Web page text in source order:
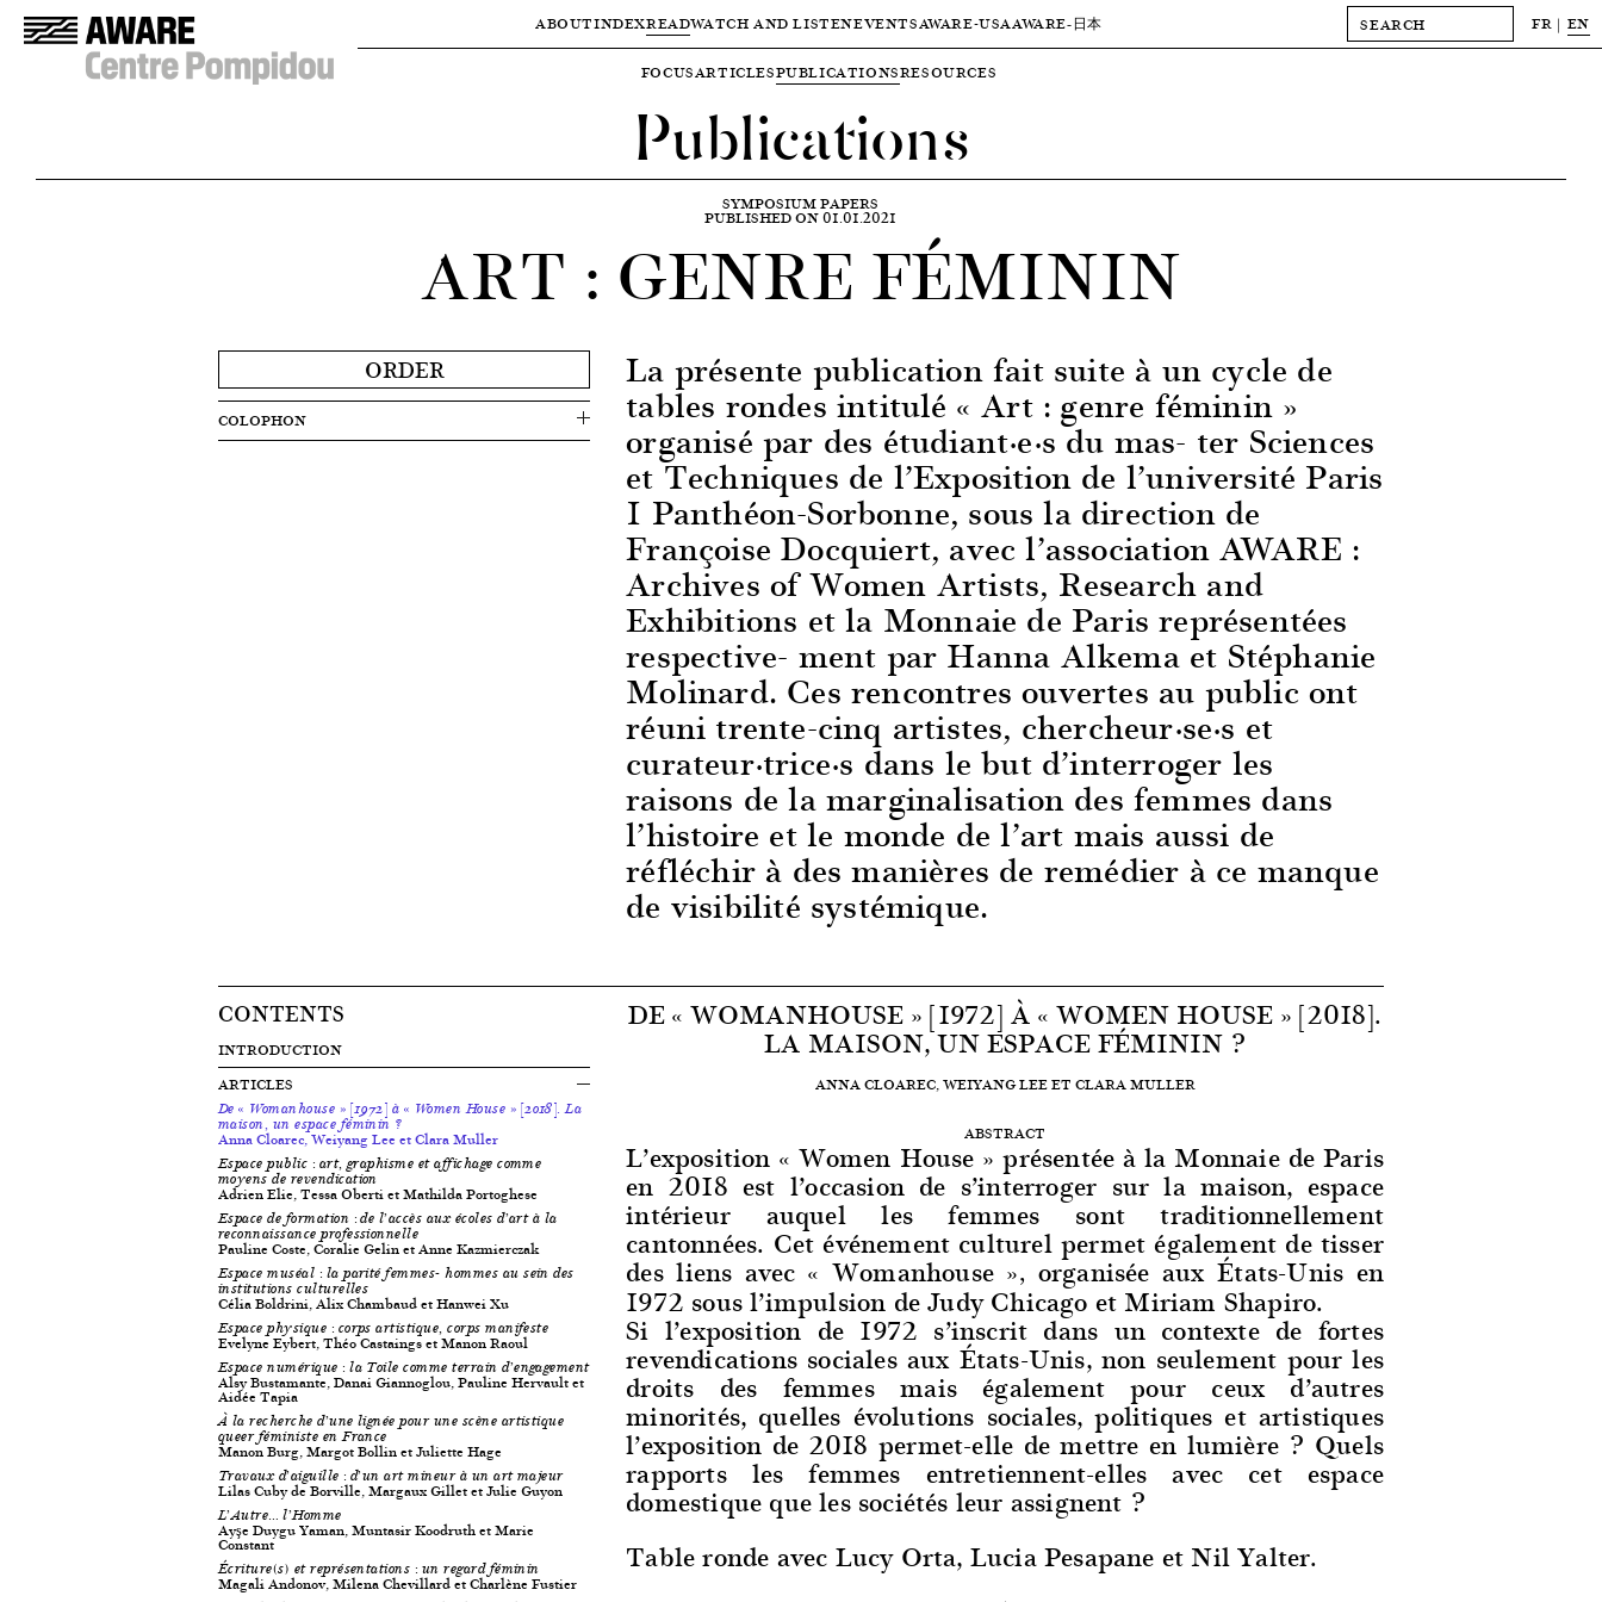
ABOUTINDEXREADWATCH AND LISTENEVENTSAWARE-USAAWARE-日本 FR EN
FOCUSARTICLESPUBLICATIONSRESOURCES
Publications
SYMPOSIUM PAPERS
PUBLISHED ON 01.01.2021
ART : GENRE FÉMININ
ORDER
COLOPHON
La présente publication fait suite à un cycle de
tables rondes intitulé « Art : genre féminin »
organisé par des étudiant·e·s du mas- ter Sciences
et Techniques de l’Exposition de l’université Paris
1 Panthéon-Sorbonne, sous la direction de
Françoise Docquiert, avec l’association AWARE :
Archives of Women Artists, Research and
Exhibitions et la Monnaie de Paris représentées
respective- ment par Hanna Alkema et Stéphanie
Molinard. Ces rencontres ouvertes au public ont
réuni trente-cinq artistes, chercheur·se·s et
curateur·trice·s dans le but d’interroger les
raisons de la marginalisation des femmes dans
l’histoire et le monde de l’art mais aussi de
réfléchir à des manières de remédier à ce manque
de visibilité systémique.
CONTENTS
INTRODUCTION
ARTICLES
De « Womanhouse » [1972] à « Women House » [2018]. La
maison, un espace féminin ?
Anna Cloarec, Weiyang Lee et Clara Muller
Espace public : art, graphisme et affichage comme
moyens de revendication
Adrien Elie, Tessa Oberti et Mathilda Portoghese
Espace de formation : de l’accès aux écoles d’art à la
reconnaissance professionnelle
Pauline Coste, Coralie Gelin et Anne Kazmierczak
Espace muséal : la parité femmes- hommes au sein des
institutions culturelles
Célia Boldrini, Alix Chambaud et Hanwei Xu
Espace physique : corps artistique, corps manifeste
Evelyne Eybert, Théo Castaings et Manon Raoul
Espace numérique : la Toile comme terrain d’engagement
Alsy Bustamante, Danai Giannoglou, Pauline Hervault et
Aidée Tapia
À la recherche d’une lignée pour une scène artistique
queer féministe en France
Manon Burg, Margot Bollin et Juliette Hage
Travaux d’aiguille : d’un art mineur à un art majeur
Lilas Cuby de Borville, Margaux Gillet et Julie Guyon
L’Autre… l’Homme
Ayşe Duygu Yaman, Muntasir Koodruth et Marie
Constant
Écriture(s) et représentations : un regard féminin
Magali Andonov, Milena Chevillard et Charlène Fustier
DE « WOMANHOUSE » [1972] À « WOMEN HOUSE » [2018].
LA MAISON, UN ESPACE FÉMININ ?
ANNA CLOAREC, WEIYANG LEE ET CLARA MULLER
ABSTRACT
L’exposition « Women House » présentée à la Monnaie de Paris
en 2018 est l’occasion de s’interroger sur la maison, espace
intérieur auquel les femmes sont traditionnellement
cantonnées. Cet événement culturel permet également de tisser
des liens avec « Womanhouse », organisée aux États-Unis en
1972 sous l’impulsion de Judy Chicago et Miriam Shapiro.
Si l’exposition de 1972 s’inscrit dans un contexte de fortes
revendications sociales aux États-Unis, non seulement pour les
droits des femmes mais également pour ceux d’autres
minorités, quelles évolutions sociales, politiques et artistiques
l’exposition de 2018 permet-elle de mettre en lumière ? Quels
rapports les femmes entretiennent-elles avec cet espace
domestique que les sociétés leur assignent ?
Table ronde avec Lucy Orta, Lucia Pesapane et Nil Yalter.